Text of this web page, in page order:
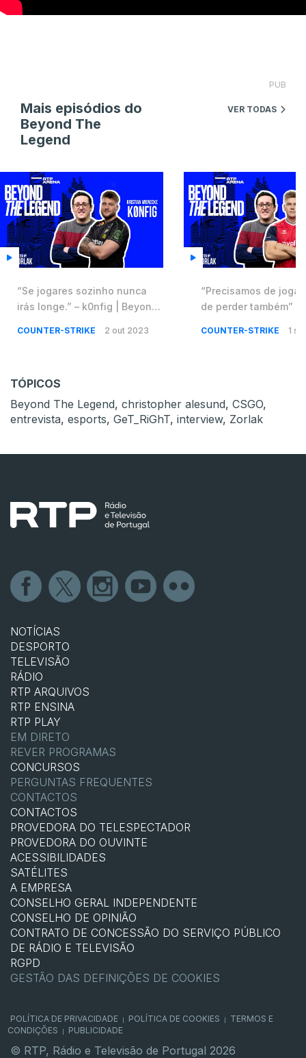
PUB
Mais episódios do
Beyond The
Legend
VER TODAS
“Se jogares sozinho nunca
irás longe.” – k0nfig | Beyond
COUNTER-STRIKE 2 out 2023
“Precisamos de jogar
de perder também” –
COUNTER-STRIKE 1
TÓPICOS
Beyond The Legend, christopher alesund, CSGO,
entrevista, esports, GeT_RiGhT, interview, Zorlak
NOTÍCIAS
DESPORTO
TELEVISÃO
RÁDIO
RTP ARQUIVOS
RTP ENSINA
RTP PLAY
EM DIRETO
REVER PROGRAMAS
CONCURSOS
PERGUNTAS FREQUENTES
CONTACTOS
CONTACTOS
PROVEDORA DO TELESPECTADOR
PROVEDORA DO OUVINTE
ACESSIBILIDADES
SATÉLITES
A EMPRESA
CONSELHO GERAL INDEPENDENTE
CONSELHO DE OPINIÃO
CONTRATO DE CONCESSÃO DO SERVIÇO PÚBLICO
DE RÁDIO E TELEVISÃO
RGPD
GESTÃO DAS DEFINIÇÕES DE COOKIES
POLÍTICA DE PRIVACIDADE POLÍTICA DE COOKIES
TERMOS E
CONDIÇÕES
PUBLICIDADE
© RTP, Rádio e Televisão de Portugal 2026